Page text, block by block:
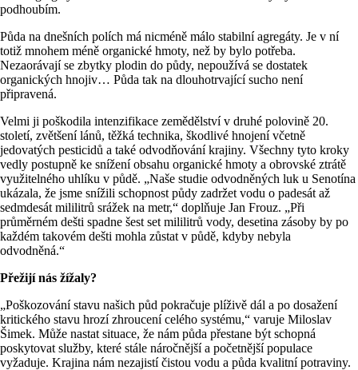
podhoubím.
Půda na dnešních polích má nicméně málo stabilní agregáty. Je v ní
totiž mnohem méně organické hmoty, než by bylo potřeba.
Nezaorávají se zbytky plodin do půdy, nepoužívá se dostatek
organických hnojiv… Půda tak na dlouhotrvající sucho není
připravená.
Velmi ji poškodila intenzifikace zemědělství v druhé polovině 20.
století, zvětšení lánů, těžká technika, škodlivé hnojení včetně
jedovatých pesticidů a také odvodňování krajiny. Všechny tyto kroky
vedly postupně ke snížení obsahu organické hmoty a obrovské ztrátě
využitelného uhlíku v půdě. „Naše studie odvodněných luk u Senotína
ukázala, že jsme snížili schopnost půdy zadržet vodu o padesát až
sedmdesát mililitrů srážek na metr,“ doplňuje Jan Frouz. „Při
průměrném dešti spadne šest set mililitrů vody, desetina zásoby by po
každém takovém dešti mohla zůstat v půdě, kdyby nebyla
odvodněná.“
Přežijí nás žížaly?
„Poškozování stavu našich půd pokračuje plíživě dál a po dosažení
kritického stavu hrozí zhroucení celého systému,“ varuje Miloslav
Šimek. Může nastat situace, že nám půda přestane být schopná
poskytovat služby, které stále náročnější a početnější populace
vyžaduje. Krajina nám nezajistí čistou vodu a půda kvalitní potraviny.